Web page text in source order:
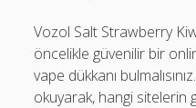
Vozol Salt Strawberry
öncelikle güvenilir bir
vape dükkanı
okuyarak, hangi sitelerin